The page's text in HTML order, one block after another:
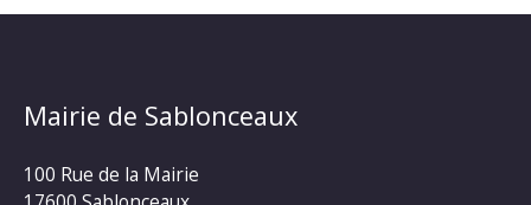
Mairie de Sablonceaux
100 Rue de la Mairie